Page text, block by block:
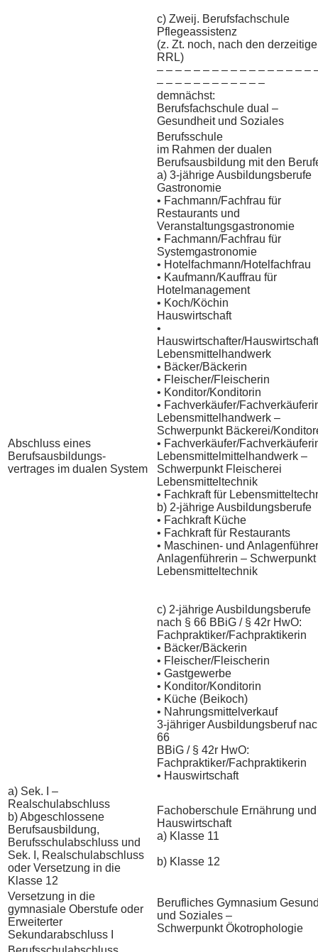
c) Zweij. Berufsfachschule
Pflegeassistenz
(z. Zt. noch, nach den
RRL)
– – – – – – – – – – – – – – – – –
– – – – – – – – – – – –
demnächst:
Berufsfachschule dual –
Gesundheit und Soziales
Abschluss eines
Berufsausbildungs-
vertrages im dualen System
Berufsschule
im Rahmen der dualen
Berufsausbildung mit den
a) 3-jährige Ausbildungsberufe
Gastronomie
• Fachmann/Fachfrau für
Restaurants und
Veranstaltungsgastronomie
• Fachmann/Fachfrau für
Systemgastronomie
• Hotelfachmann/Hotelfachfrau
• Kaufmann/Kauffrau für
Hotelmanagement
• Koch/Köchin
Hauswirtschaft
•
Hauswirtschafter/
Lebensmittelhandwerk
• Bäcker/Bäckerin
• Fleischer/Fleischerin
• Konditor/Konditorin
• Fachverkäufer/
Lebensmittelhandwerk –
Schwerpunkt Bäckerei/
• Fachverkäufer/
Lebensmittelmittelhandwerk –
Schwerpunkt Fleischerei
Lebensmitteltechnik
• Fachkraft für
b) 2-jährige Ausbildungsberufe
• Fachkraft Küche
• Fachkraft für Restaurants
• Maschinen- und
Anlagenführerin – Schwerpunkt
Lebensmitteltechnik
c) 2-jährige Ausbildungsberufe
nach § 66 BBiG / § 42r HwO:
Fachpraktiker/Fachpraktikerin
• Bäcker/Bäckerin
• Fleischer/Fleischerin
• Gastgewerbe
• Konditor/Konditorin
• Küche (Beikoch)
• Nahrungsmittelverkauf
3-jähriger Ausbildungsberuf
66
BBiG / § 42r HwO:
Fachpraktiker/Fachpraktikerin
• Hauswirtschaft
a) Sek. I –
Realschulabschluss
b) Abgeschlossene
Berufsausbildung,
Berufsschulabschluss und
Sek. I, Realschulabschluss
oder Versetzung in die
Klasse 12
Fachoberschule Ernährung und
Hauswirtschaft
a) Klasse 11
b) Klasse 12
Versetzung in die
gymnasiale Oberstufe oder
Erweiterter
Sekundarabschluss I
Berufliches Gymnasium
und Soziales –
Schwerpunkt Ökotrophologie